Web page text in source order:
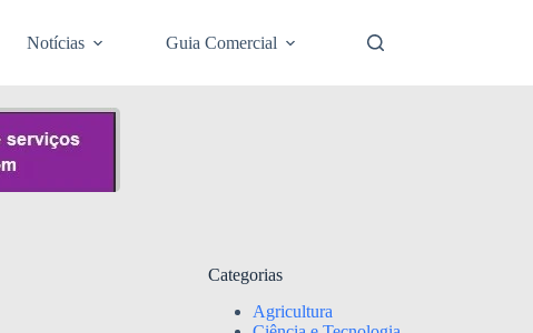
Notícias Guia Comercial
Categorias
Agricultura